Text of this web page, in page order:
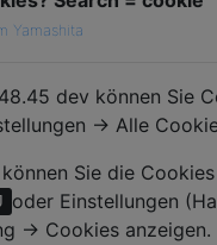
Yamashita
dev können Sie
→ Alle
Sie die
oder Einstellungen
→ Cookies anzeigen.